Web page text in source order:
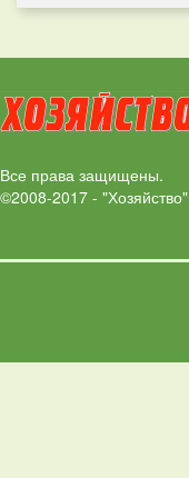
Все права защищены.
©2008-2017 - "Хозяйство"